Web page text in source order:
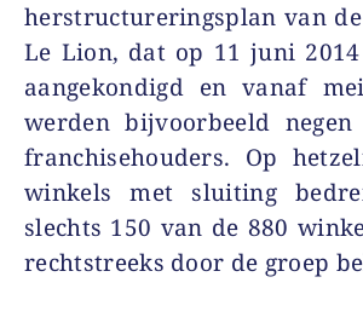
herstructureringsplan van
Le Lion, dat op 11 juni
aangekondigd en vanaf
werden bijvoorbeeld
franchisehouders. Op
winkels met sluiting
slechts 150 van de 880
rechtstreeks door de groep